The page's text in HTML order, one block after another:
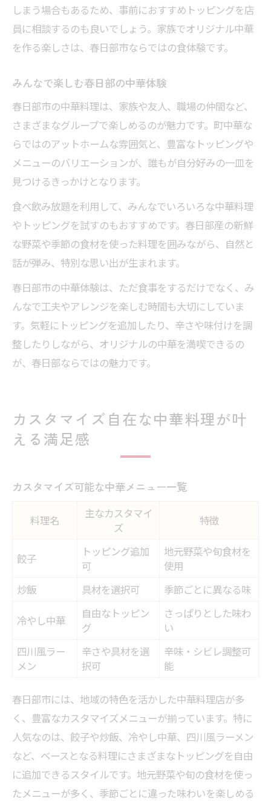
しまう場合もあるため、事前におすすめトッピングを店
員に相談するのも良いでしょう。家族でオリジナル中華
を作る楽しさは、春日部市ならではの食体験です。
みんなで楽しむ春日部の中華体験
春日部市の中華料理は、家族や友人、職場の仲間など、
さまざまなグループで楽しめるのが魅力です。町中華な
らではのアットホームな雰囲気と、豊富なトッピングや
メニューのバリエーションが、誰もが自分好みの一皿を
見つけるきっかけとなります。
食べ飲み放題を利用して、みんなでいろいろな中華料理
やトッピングを試すのもおすすめです。春日部産の新鮮
な野菜や季節の食材を使った料理を囲みながら、自然と
話が弾み、特別な思い出が生まれます。
春日部市の中華体験は、ただ食事をするだけでなく、み
んなで工夫やアレンジを楽しむ時間も大切にしていま
す。気軽にトッピングを追加したり、辛さや味付けを調
整したりしながら、オリジナルの中華を満喫できるの
が、春日部ならではの魅力です。
カスタマイズ自在な中華料理が叶
える満足感
カスタマイズ可能な中華メニュー一覧
料理名
主なカスタマイ
ズ
特徴
餃子
トッピング追加
可
地元野菜や旬食材を
使用
炒飯
具材を選択可 季節ごとに異なる味
冷やし中華
自由なトッピン
グ
さっぱりとした味わ
い
四川風ラー
メン
辛さや具材を選
択可
辛味・シビレ調整可
能
春日部市には、地域の特色を活かした中華料理店が多
く、豊富なカスタマイズメニューが揃っています。特に
人気なのは、餃子や炒飯、冷やし中華、四川風ラーメン
など、ベースとなる料理にさまざまなトッピングを自由
に追加できるスタイルです。地元野菜や旬の食材を使っ
たメニューが多く、季節ごとに違った味わいを楽しめる